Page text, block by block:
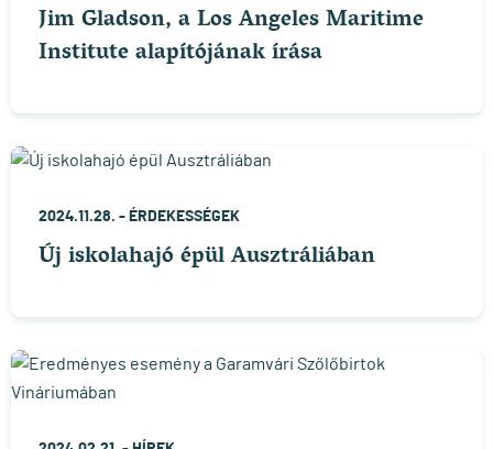
Jim Gladson, a Los Angeles Maritime
Institute alapítójának írása
2024.11.28. - ÉRDEKESSÉGEK
Új iskolahajó épül Ausztráliában